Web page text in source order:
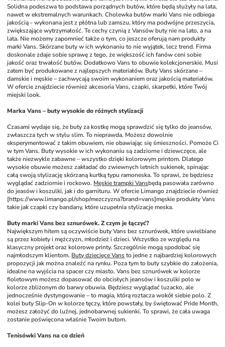
Solidna podeszwa to podstawa porządnych butów, które będą służyły na lata,
nawet w ekstremalnych warunkach. Cholewka butów marki Vans nie odbiega
jakością - wykonana jest z płótna lub zamszu, który ma podwójne przeszycia,
zwiększające wytrzymałość. Te cechy czynią z Vansów buty nie na lato, a na
lata. Nie możemy zapomnieć także o tym, co jeszcze oferują nam produkty
marki Vans. Skórzane buty w ich wykonaniu to nie wyjątek, lecz trend. Firma
doskonale zdaje sobie sprawę z tego, że większość ich fanów ceni sobie
jakość oraz trwałość butów. Dodatkowo Vans to obuwie kolekcjonerskie. Musi
zatem być produkowane z najlepszych materiałów. Buty Vans skórzane –
damskie i męskie – zachwycają swoim wykonaniem oraz jakością materiałów.
W ofercie znajdziecie również akcesoria Vans, czapki, skarpetki, które Twój
miejski look.
Marka Vans – buty wysokie do różnych stylizacji
Czasami wydaje się, że buty za kostkę mogą sprawdzić się tylko do jeansów,
zwłaszcza tych w stylu slim. To nieprawda. Możesz dowolnie
eksperymentować z takim obuwiem, nie obawiając się śmieszności. Pomoże Ci
w tym Vans. Buty wysokie w ich wykonaniu są zadziorne i dziewczęce, ale
także niezwykle zabawne – wszystko dzięki kolorowym printom. Dlatego
wysokie obuwie możesz zakładać do zwiewnych letnich sukienek, spinając
całą swoją stylizację skórzaną kurtką typu ramoneska. To sprawi, że będziesz
wyglądać zadziornie i rockowo. Męskie trampki Vansbędą pasowała zarówno
do jeasów i koszulki, jak i do garnituru. W ofercie Limango znajdziecie również
[https://www.limango.pl/shop/mezczyzna?brand=vans]męskie produkty Vans
takie jak czapki czy bandany, które uzupełnia stylizacje meska.
Buty marki Vans bez sznurówek. Z czym je łączyć?
Największym hitem są oczywiście buty Vans bez sznurówek, które uwielbiane
są przez kobiety i mężczyzn, młodzież i dzieci. Wszystko ze względu na
klasyczny projekt oraz kolorowe printy. Szczególnie mogą spodobać się
najmłodszym klientom. Buty dziecięce Vans to jedne z najbardziej kolorowych
propozycji jak można znaleźć na rynku. Poza tym to buty szybkie do założenia,
idealne na wyjścia na spacer czy miasto. Vans bez sznurówek w kolorze
fioletowym możesz dopasować do obcisłych jeansów i koszulki polo w
kolorze zbliżonym do barwy obuwia. Będziesz wyglądać luzacko, ale
jednocześnie dystyngowanie – to magia, którą roztacza wokół siebie polo. Z
kolei buty Slip-On w kolorze tęczy, które powstały, by świętować Pride Month,
możesz założyć do luźnej, jednobarwnej sukienki. To sprawi, że cała uwaga
zostanie poświęcona właśnie Twoim butom.
Tenisówki Vans na co dzień